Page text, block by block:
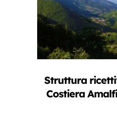
Struttura
Costiera